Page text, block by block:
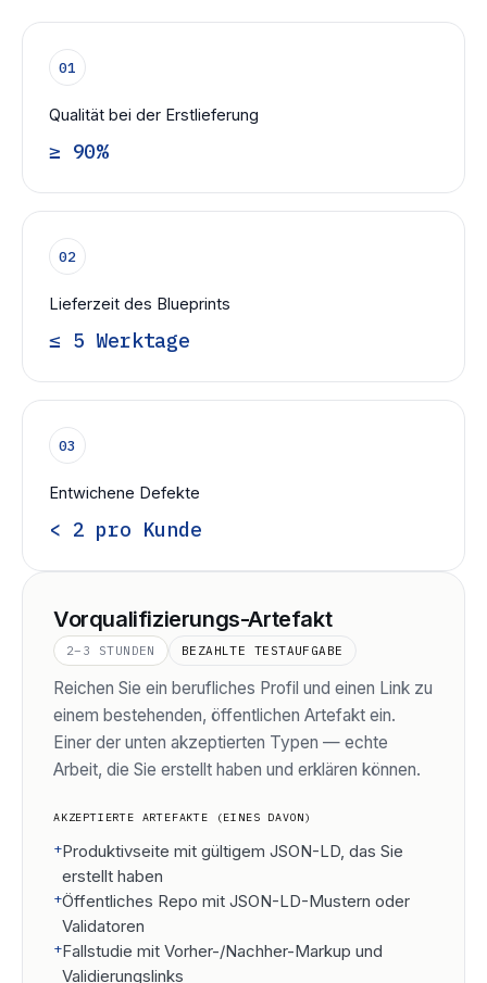
01
Qualität bei der Erstlieferung
≥ 90%
02
Lieferzeit des Blueprints
≤ 5 Werktage
03
Entwichene Defekte
< 2 pro Kunde
Vorqualifizierungs-Artefakt
2–3 STUNDEN BEZAHLTE TESTAUFGABE
Reichen Sie ein berufliches Profil und einen Link zu
einem bestehenden, öffentlichen Artefakt ein.
Einer der unten akzeptierten Typen — echte
Arbeit, die Sie erstellt haben und erklären können.
AKZEPTIERTE ARTEFAKTE (EINES DAVON)
+Produktivseite mit gültigem JSON-LD, das Sie
erstellt haben
+Öffentliches Repo mit JSON-LD-Mustern oder
Validatoren
+Fallstudie mit Vorher-/Nachher-Markup und
Validierungslinks